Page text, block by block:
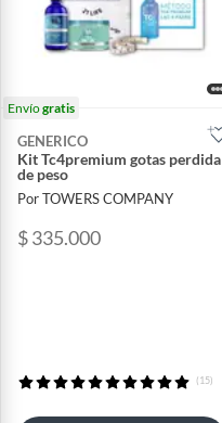
Envíogratis
GENERICO
Kit Tc4premium gotas perdida
de peso
Por TOWERS COMPANY
$ 335.000
(15)